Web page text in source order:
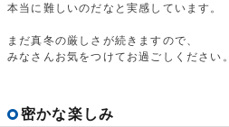
本当に難しいのだなと実感しています。
まだ真冬の厳しさが続きますので、
みなさんお気をつけてお過ごしください。
密かな楽しみ